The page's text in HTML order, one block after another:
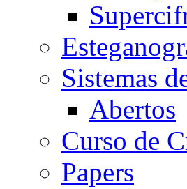
Sistemas
Abertos
Curso de
Papers